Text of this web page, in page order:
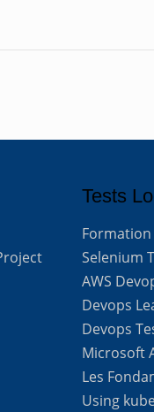
Tests
Selenium
AWS
Devops
Devops
Microsoft
Les
Using